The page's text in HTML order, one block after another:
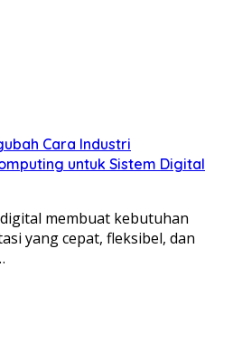
Cara Industri
untuk Sistem Digital
membuat kebutuhan
yang cepat, fleksibel, dan